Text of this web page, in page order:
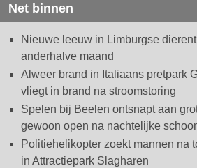
Net binnen
Nieuwe leeuw in Limburgse
anderhalve maand
Alweer brand in Italiaans pretpark
vliegt in brand na stroomstoring
Spelen bij Beelen ontsnapt aan
gewoon open na nachtelijke
Politiehelikopter zoekt mannen na
in Attractiepark Slagharen